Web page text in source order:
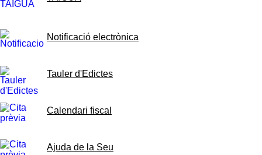
Notificació electrònica
Tauler d'Edictes
Calendari fiscal
Ajuda de la Seu